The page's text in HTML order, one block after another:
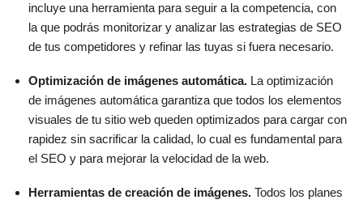
incluye una herramienta para seguir a la competencia, con
la que podrás monitorizar y analizar las estrategias de SEO
de tus competidores y refinar las tuyas si fuera necesario.
Optimización de imágenes automática. La optimización
de imágenes automática garantiza que todos los elementos
visuales de tu sitio web queden optimizados para cargar con
rapidez sin sacrificar la calidad, lo cual es fundamental para
el SEO y para mejorar la velocidad de la web.
Herramientas de creación de imágenes. Todos los planes